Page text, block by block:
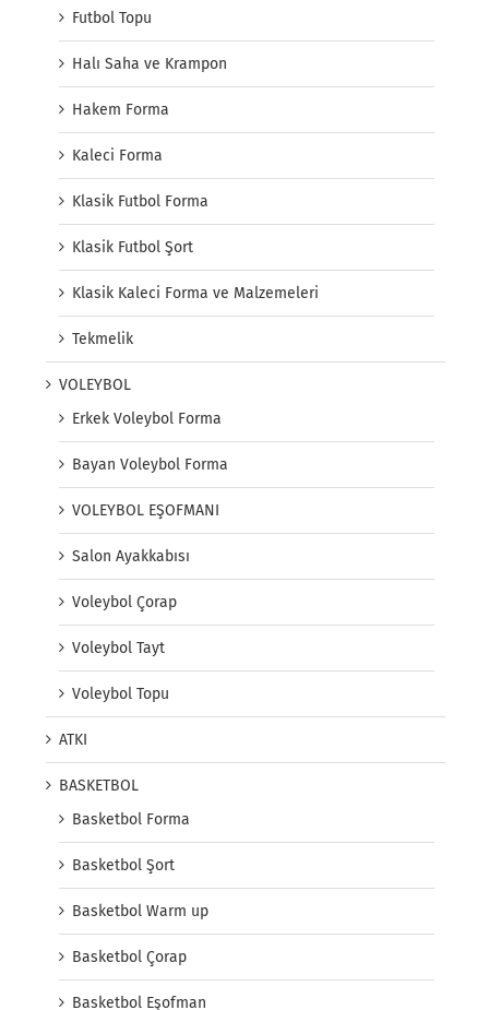
Futbol Topu
Halı Saha ve Krampon
Hakem Forma
Kaleci Forma
Klasik Futbol Forma
Klasik Futbol Şort
Klasik Kaleci Forma ve Malzemeleri
Tekmelik
VOLEYBOL
Erkek Voleybol Forma
Bayan Voleybol Forma
VOLEYBOL EŞOFMANI
Salon Ayakkabısı
Voleybol Çorap
Voleybol Tayt
Voleybol Topu
ATKI
BASKETBOL
Basketbol Forma
Basketbol Şort
Basketbol Warm up
Basketbol Çorap
Basketbol Eşofman